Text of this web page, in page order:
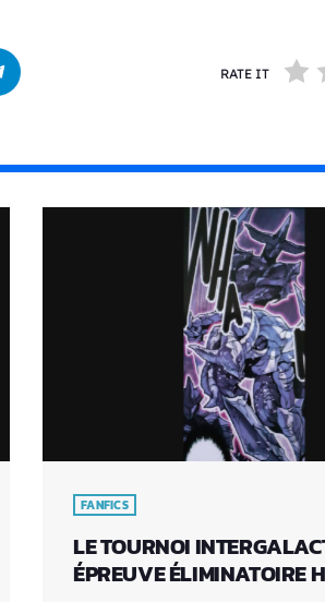
RATE IT
FANFICS
LE TOURNOI
ÉPREUVE ÉLIMINATOIRE